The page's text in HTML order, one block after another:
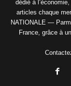
dédié à
articles chaque
NATIONALE —
France, grâce à